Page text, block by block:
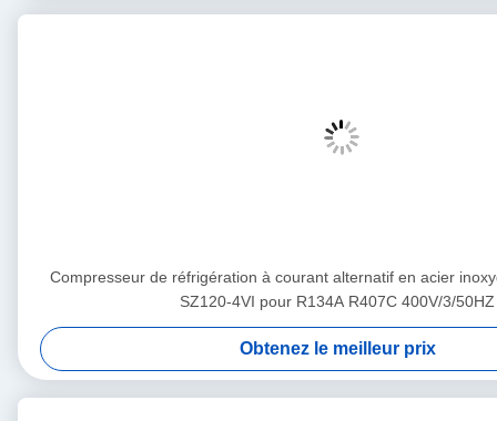
Compresseur de réfrigération à courant alternatif en acier
SZ120-4VI pour R134A R407C 400V/3/50HZ
Obtenez le meilleur prix